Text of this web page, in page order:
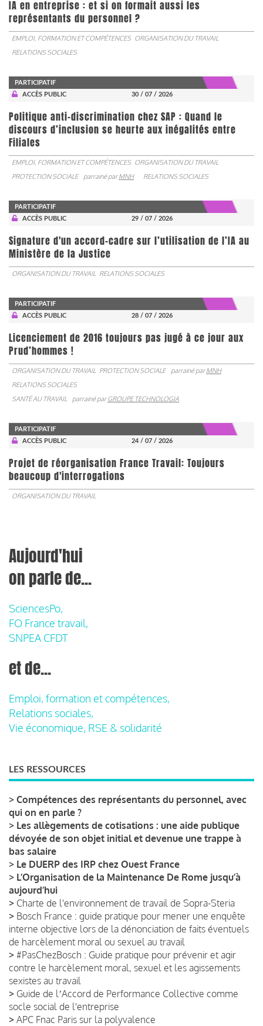
IA en entreprise : et si on formait aussi les
représentants du personnel ?
EMPLOI, FORMATION ET COMPÉTENCES ORGANISATION DU TRAVAIL
RELATIONS SOCIALES
PARTICIPATIF
ACCÈS PUBLIC
30 / 07 / 2026
Politique anti-discrimination chez SAP : Quand le
discours d’inclusion se heurte aux inégalités entre
Filiales
EMPLOI, FORMATION ET COMPÉTENCES ORGANISATION DU TRAVAIL
PROTECTION SOCIALE
parrainé parMNH RELATIONS SOCIALES
PARTICIPATIF
ACCÈS PUBLIC
29 / 07 / 2026
Signature d'un accord-cadre sur l’utilisation de l’IA au
Ministère de la Justice
ORGANISATION DU TRAVAIL RELATIONS SOCIALES
PARTICIPATIF
ACCÈS PUBLIC
28 / 07 / 2026
Licenciement de 2016 toujours pas jugé à ce jour aux
Prud’hommes !
ORGANISATION DU TRAVAIL PROTECTION SOCIALE parrainé parMNH
RELATIONS SOCIALES
SANTÉ AU TRAVAIL
parrainé parGROUPE TECHNOLOGIA
PARTICIPATIF
ACCÈS PUBLIC
24 / 07 / 2026
Projet de réorganisation France Travail: Toujours
beaucoup d'interrogations
ORGANISATION DU TRAVAIL
Aujourd'hui
on parle de...
SciencesPo,
FO France travail,
SNPEA CFDT
et de...
Emploi, formation et compétences,
Relations sociales,
Vie économique, RSE & solidarité
LES RESSOURCES
> Compétences des représentants du personnel, avec
qui on en parle ?
> Les allègements de cotisations : une aide publique
dévoyée de son objet initial et devenue une trappe à
bas salaire
> Le DUERP des IRP chez Ouest France
> L’Organisation de la Maintenance De Rome jusqu’à
aujourd’hui
> Charte de l'environnement de travail de Sopra-Steria
> Bosch France : guide pratique pour mener une enquête
interne objective lors de la dénonciation de faits éventuels
de harcèlement moral ou sexuel au travail
> #PasChezBosch : Guide pratique pour prévenir et agir
contre le harcèlement moral, sexuel et les agissements
sexistes au travail
> Guide de lʼAccord de Performance Collective comme
socle social de l'entreprise
> APC Fnac Paris sur la polyvalence